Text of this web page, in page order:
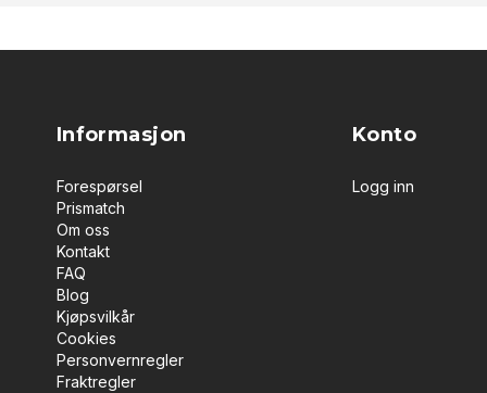
Informasjon
Forespørsel
Prismatch
Om oss
Kontakt
FAQ
Blog
Kjøpsvilkår
Cookies
Personvernregler
Fraktregler
Konto
Logg inn